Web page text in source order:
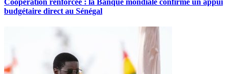
Coopération renforcée : la Banque mondiale confirme un appui
budgétaire direct au Sénégal